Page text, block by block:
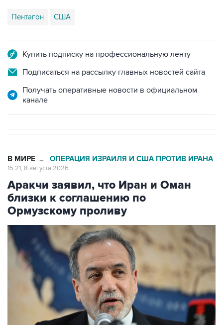
Пентагон США
Купить подписку на профессиональную ленту
Подписаться на рассылку главных новостей сайта
Получать оперативные новости в официальном
канале
В МИРЕ → ОПЕРАЦИЯ ИЗРАИЛЯ И США ПРОТИВ ИРАНА
15:21, 8 августа 2026
Аракчи заявил, что Иран и Оман
близки к соглашению по
Ормузскому проливу